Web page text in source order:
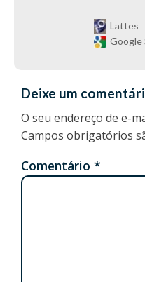
Lattes
Google
Deixe um
O seu endereço de e-
Campos obrigatórios
Comentário*